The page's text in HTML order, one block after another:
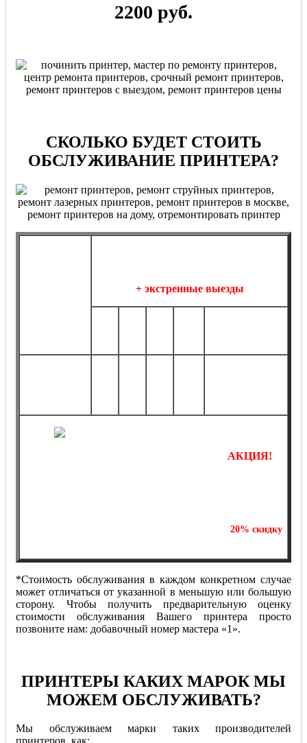
2200 руб.
СКОЛЬКО БУДЕТ СТОИТЬ
ОБСЛУЖИВАНИЕ ПРИНТЕРА?
+ экстренные выезды
АКЦИЯ!
20% скидку
*Стоимость обслуживания в каждом конкретном случае
может отличаться от указанной в меньшую или большую
сторону. Чтобы получить предварительную оценку
стоимости обслуживания Вашего принтера просто
позвоните нам: добавочный номер мастера «1».
ПРИНТЕРЫ КАКИХ МАРОК МЫ
МОЖЕМ ОБСЛУЖИВАТЬ?
Мы обслуживаем марки таких производителей